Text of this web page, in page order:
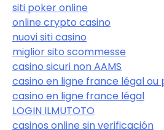
siti poker online
online crypto casino
nuovi siti casino
miglior sito scommesse
casino sicuri non AAMS
casino en ligne france légal ou
casino en ligne france légal
LOGIN ILMUTOTO
casinos online sin verificación